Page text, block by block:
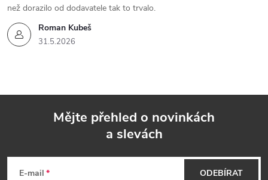
Roman Kubeš
31.5.2026
než dorazilo od dodavatele tak to trvalo.
Mějte přehled o novinkách
a slevách
E-mail ODEBÍRAT